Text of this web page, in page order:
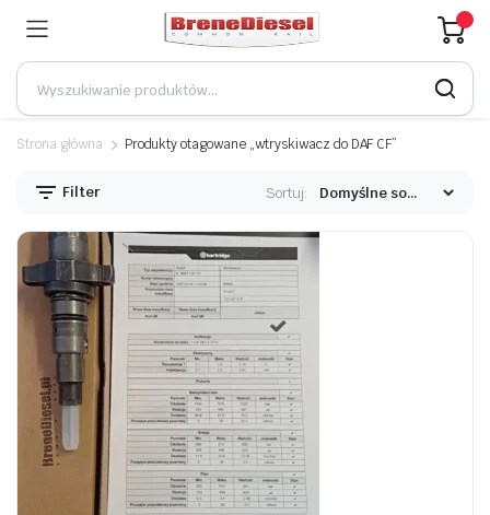
Strona główna Produkty otagowane „wtryskiwacz do DAF CF”
Filter Sortuj: